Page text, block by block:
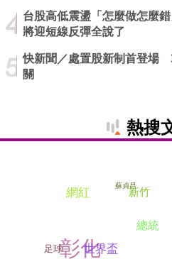
台股高低震盪「怎麼做怎麼
將迎短線反彈全說了
快新聞／處置股新制首登場
關
熱搜
蘇貞昌
總統
彰化世界盃
網紅 新竹
足球